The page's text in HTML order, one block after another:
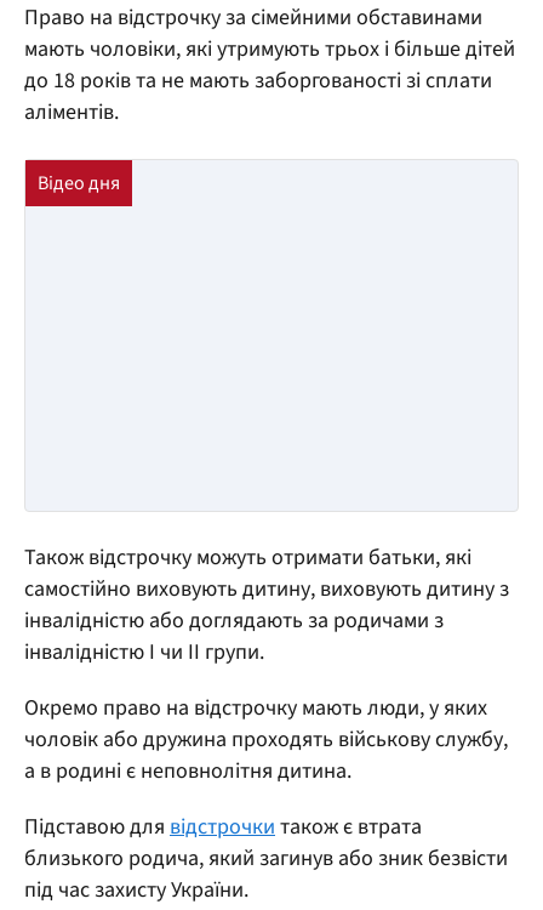
Право на відстрочку за сімейними обставинами
мають чоловіки, які утримують трьох і більше дітей
до 18 років та не мають заборгованості зі сплати
аліментів.
Також відстрочку можуть отримати батьки, які
самостійно виховують дитину, виховують дитину з
інвалідністю або доглядають за родичами з
інвалідністю I чи II групи.
Окремо право на відстрочку мають люди, у яких
чоловік або дружина проходять військову службу,
а в родині є неповнолітня дитина.
Підставою для відстрочкитакож є втрата
близького родича, який загинув або зник безвісти
під час захисту України.